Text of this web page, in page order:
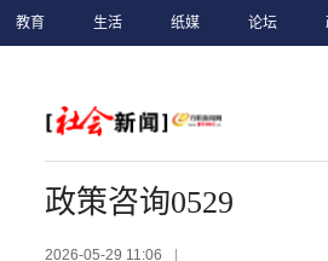
教育 生活 纸媒 论坛
政策咨询0529
2026-05-29 11:06